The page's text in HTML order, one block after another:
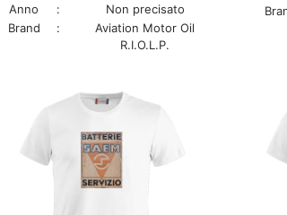
Anno :
Non precisato
Brand
:
Aviation Motor Oil
R.I.O.L.P.